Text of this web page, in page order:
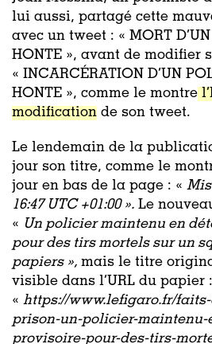
lui aussi, partagé cette
avec un tweet : « MORT
HONTE », avant de modifier
« INCARCÉRATION D’UN
HONTE », comme le montre
modification de son tweet.
Le lendemain de la
jour son titre, comme le
jour en bas de la page : «
16:47 UTC +01:00 ». Le
« Un policier maintenu en
pour des tirs mortels sur un
papiers », mais le titre
visible dans l’URL du papier :
« https://www.lefigaro.fr/
prison-un-policier-maintenu-
provisoire-pour-des-tirs-